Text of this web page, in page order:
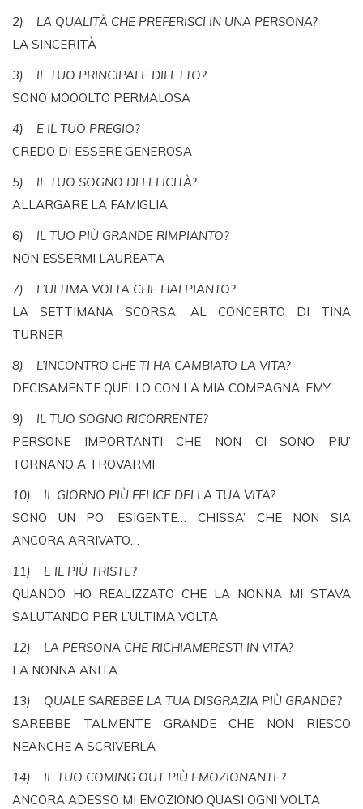
2) LA QUALITÀ CHE PREFERISCI IN UNA PERSONA?
LA SINCERITÀ
3) IL TUO PRINCIPALE DIFETTO?
SONO MOOOLTO PERMALOSA
4) E IL TUO PREGIO?
CREDO DI ESSERE GENEROSA
5) IL TUO SOGNO DI FELICITÀ?
ALLARGARE LA FAMIGLIA
6) IL TUO PIÙ GRANDE RIMPIANTO?
NON ESSERMI LAUREATA
7) L’ULTIMA VOLTA CHE HAI PIANTO?
LA SETTIMANA SCORSA, AL CONCERTO DI TINA
TURNER
8) L’INCONTRO CHE TI HA CAMBIATO LA VITA?
DECISAMENTE QUELLO CON LA MIA COMPAGNA, EMY
9) IL TUO SOGNO RICORRENTE?
PERSONE IMPORTANTI CHE NON CI SONO PIU’
TORNANO A TROVARMI
10) IL GIORNO PIÙ FELICE DELLA TUA VITA?
SONO UN PO’ ESIGENTE… CHISSA’ CHE NON SIA
ANCORA ARRIVATO…
11) E IL PIÙ TRISTE?
QUANDO HO REALIZZATO CHE LA NONNA MI STAVA
SALUTANDO PER L’ULTIMA VOLTA
12) LA PERSONA CHE RICHIAMERESTI IN VITA?
LA NONNA ANITA
13) QUALE SAREBBE LA TUA DISGRAZIA PIÙ GRANDE?
SAREBBE TALMENTE GRANDE CHE NON RIESCO
NEANCHE A SCRIVERLA
14) IL TUO COMING OUT PIÙ EMOZIONANTE?
ANCORA ADESSO MI EMOZIONO QUASI OGNI VOLTA